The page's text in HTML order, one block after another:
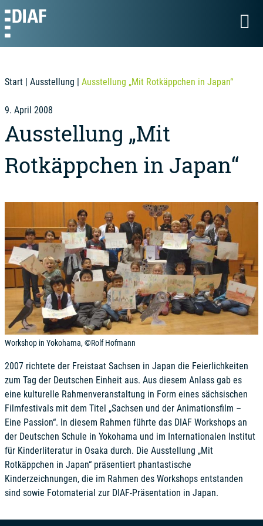
Start | Ausstellung | Ausstellung „Mit Rotkäppchen in Japan“
9. April 2008
Ausstellung „Mit
Rotkäppchen in Japan“
Workshop in Yokohama, ©Rolf Hofmann
2007 richtete der Freistaat Sachsen in Japan die Feierlichkeiten
zum Tag der Deutschen Einheit aus. Aus diesem Anlass gab es
eine kulturelle Rahmenveranstaltung in Form eines sächsischen
Filmfestivals mit dem Titel „Sachsen und der Animationsfilm –
Eine Passion“. In diesem Rahmen führte das DIAF Workshops an
der Deutschen Schule in Yokohama und im Internationalen Institut
für Kinderliteratur in Osaka durch. Die Ausstellung „Mit
Rotkäppchen in Japan“ präsentiert phantastische
Kinderzeichnungen, die im Rahmen des Workshops entstanden
sind sowie Fotomaterial zur DIAF-Präsentation in Japan.